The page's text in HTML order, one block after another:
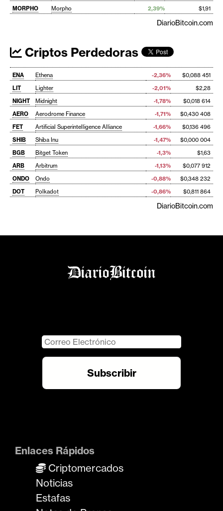
MORPHO
Morpho 2,39% $1,91
DiarioBitcoin.com
Criptos Perdedoras
ENA Ethena -2,36%
$0,088 451
LIT
Lighter -2,01%
$2,28
NIGHT
Midnight -1,78%
$0,018 614
AERO
Aerodrome Finance -1,71%
$0,430 408
FET
Artificial Superintelligence Alliance -1,66%
$0,136 496
SHIB
Shiba Inu -1,47%
$0,000 004
BGB
Bitget Token -1,3%
$1,63
ARB
Arbitrum -1,13%
$0,077 912
ONDO
Ondo -0,88%
$0,348 232
DOT
Polkadot -0,86% $0,811 864
DiarioBitcoin.com
Enlaces Rápidos
Criptomercados
Noticias
Estafas